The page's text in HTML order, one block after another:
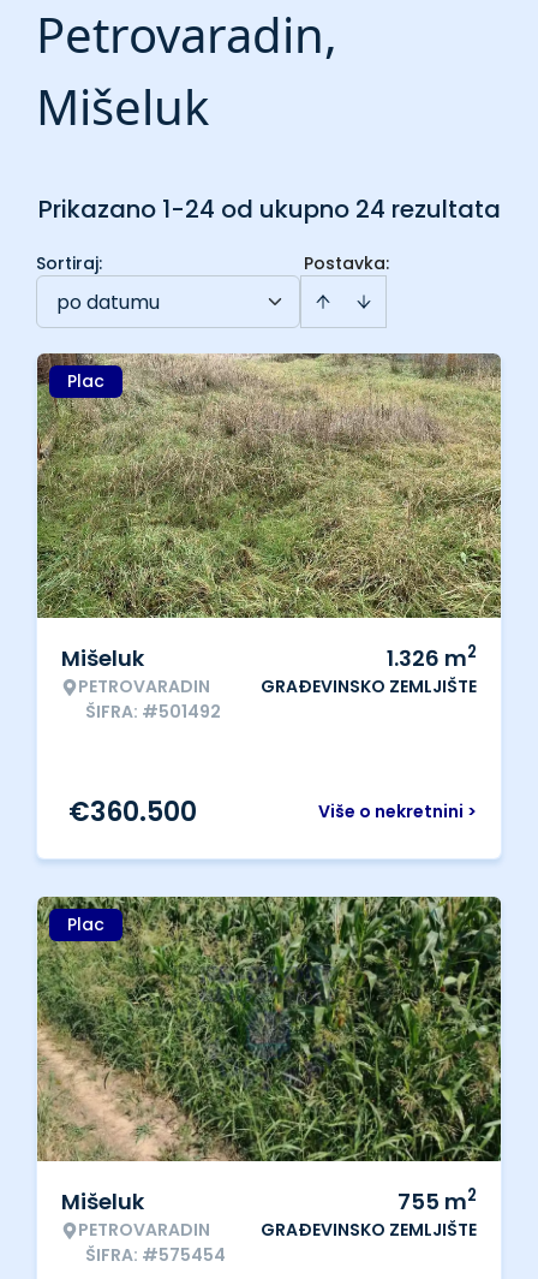
Petrovaradin,
Mišeluk
Prikazano 1-24 od ukupno 24 rezultata
Postavka:
Sortiraj:
po datumu
Plac
Mišeluk
PETROVARADIN
ŠIFRA: #501492
1.326 m2
GRAĐEVINSKO ZEMLJIŠTE
Više o nekretnini >
€360.500
Plac
Mišeluk
PETROVARADIN
ŠIFRA: #575454
755 m2
GRAĐEVINSKO ZEMLJIŠTE